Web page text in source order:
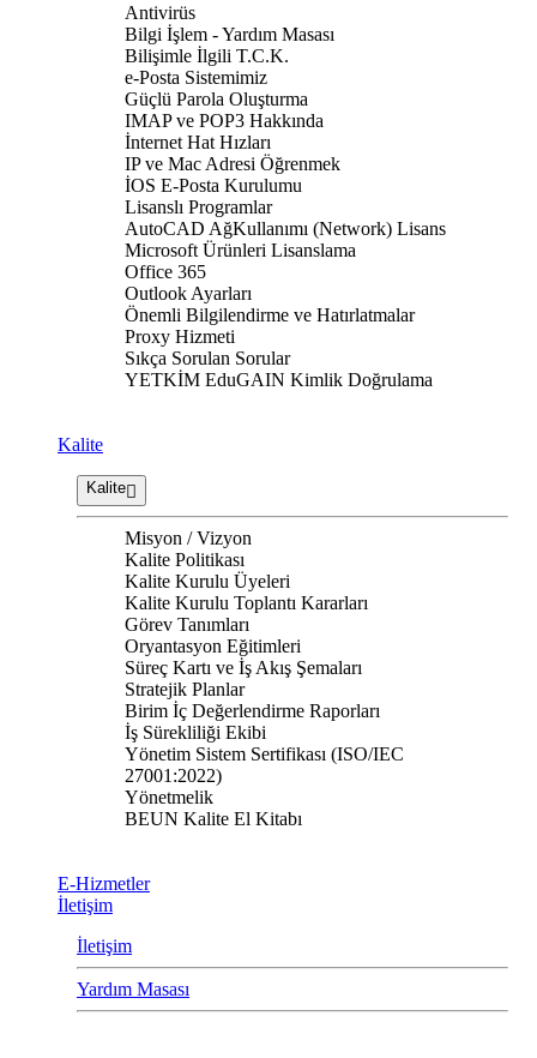
Antivirüs
Bilgi İşlem - Yardım Masası
Bilişimle İlgili T.C.K.
e-Posta Sistemimiz
Güçlü Parola Oluşturma
IMAP ve POP3 Hakkında
İnternet Hat Hızları
IP ve Mac Adresi Öğrenmek
İOS E-Posta Kurulumu
Lisanslı Programlar
AutoCAD AğKullanımı (Network) Lisans
Microsoft Ürünleri Lisanslama
Office 365
Outlook Ayarları
Önemli Bilgilendirme ve Hatırlatmalar
Proxy Hizmeti
Sıkça Sorulan Sorular
YETKİM EduGAIN Kimlik Doğrulama
Kalite
Kalite
Misyon / Vizyon
Kalite Politikası
Kalite Kurulu Üyeleri
Kalite Kurulu Toplantı Kararları
Görev Tanımları
Oryantasyon Eğitimleri
Süreç Kartı ve İş Akış Şemaları
Stratejik Planlar
Birim İç Değerlendirme Raporları
İş Sürekliliği Ekibi
Yönetim Sistem Sertifikası (ISO/IEC
27001:2022)
Yönetmelik
BEUN Kalite El Kitabı
E-Hizmetler
İletişim
İletişim
Yardım Masası